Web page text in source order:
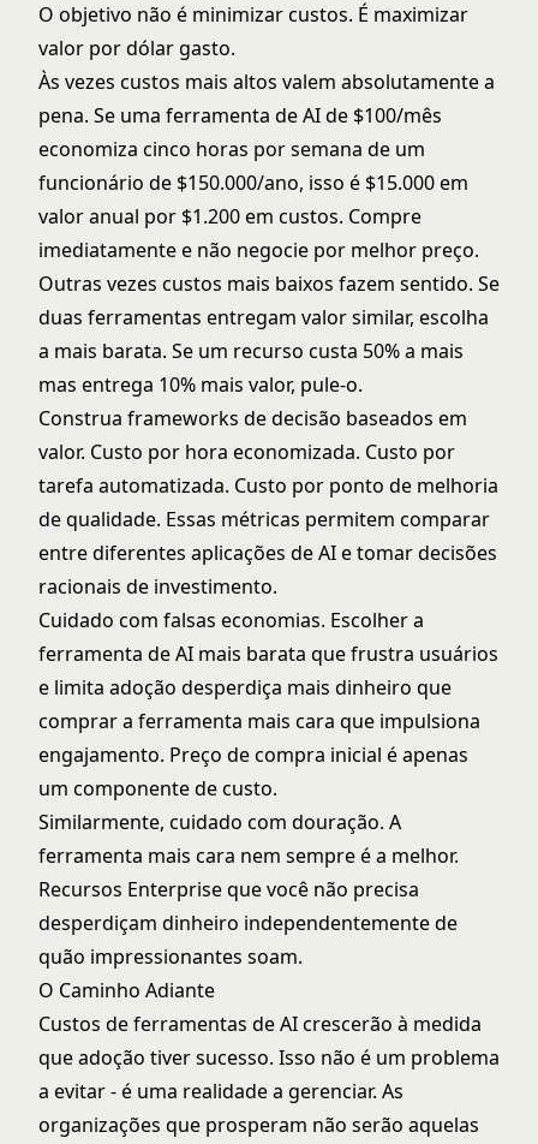
O objetivo não é minimizar custos. É maximizar
valor por dólar gasto.
Às vezes custos mais altos valem absolutamente a
pena. Se uma ferramenta de AI de $100/mês
economiza cinco horas por semana de um
funcionário de $150.000/ano, isso é $15.000 em
valor anual por $1.200 em custos. Compre
imediatamente e não negocie por melhor preço.
Outras vezes custos mais baixos fazem sentido. Se
duas ferramentas entregam valor similar, escolha
a mais barata. Se um recurso custa 50% a mais
mas entrega 10% mais valor, pule-o.
Construa frameworks de decisão baseados em
valor. Custo por hora economizada. Custo por
tarefa automatizada. Custo por ponto de melhoria
de qualidade. Essas métricas permitem comparar
entre diferentes aplicações de AI e tomar decisões
racionais de investimento.
Cuidado com falsas economias. Escolher a
ferramenta de AI mais barata que frustra usuários
e limita adoção desperdiça mais dinheiro que
comprar a ferramenta mais cara que impulsiona
engajamento. Preço de compra inicial é apenas
um componente de custo.
Similarmente, cuidado com douração. A
ferramenta mais cara nem sempre é a melhor.
Recursos Enterprise que você não precisa
desperdiçam dinheiro independentemente de
quão impressionantes soam.
O Caminho Adiante
Custos de ferramentas de AI crescerão à medida
que adoção tiver sucesso. Isso não é um problema
a evitar - é uma realidade a gerenciar. As
organizações que prosperam não serão aquelas